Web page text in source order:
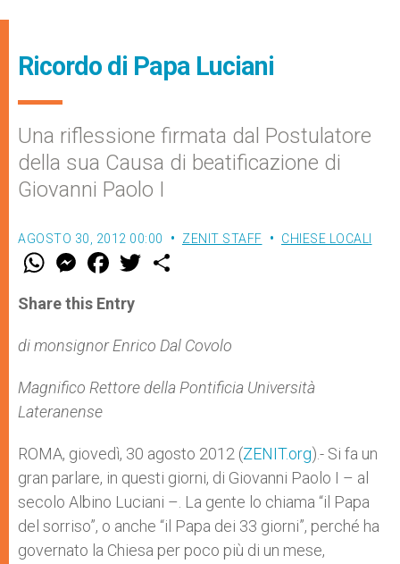
Ricordo di Papa Luciani
Una riflessione firmata dal Postulatore
della sua Causa di beatificazione di
Giovanni Paolo I
AGOSTO 30, 2012 00:00 ZENIT STAFF CHIESE LOCALI
W
t
s
p
p
M
e
s
e
g
e
F
a
e
b
o
k
w
r
Share this Entry
di monsignor Enrico Dal Covolo
Magnifico Rettore della Pontificia Università
Lateranense
ROMA, giovedì, 30 agosto 2012 (ZENIT.org).- Si fa un
gran parlare, in questi giorni, di Giovanni Paolo I – al
secolo Albino Luciani –. La gente lo chiama “il Papa
del sorriso”, o anche “il Papa dei 33 giorni”, perché ha
governato la Chiesa per poco più di un mese,